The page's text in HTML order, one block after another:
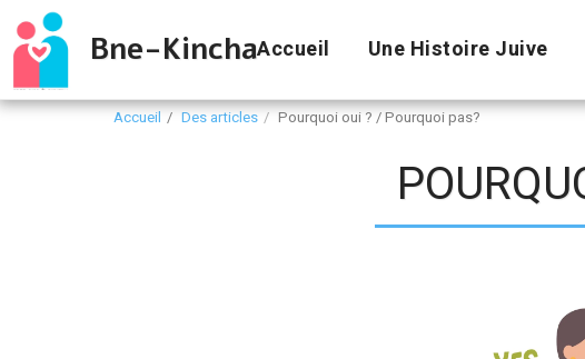
Bne-KinchaAccueil Une Histoire Juive
Accueil Des articles Pourquoi oui ? / Pourquoi pas?